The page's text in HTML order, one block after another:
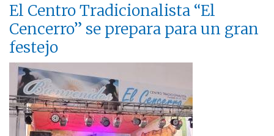
El Centro Tradicionalista “El
Cencerro” se prepara para un gran
festejo